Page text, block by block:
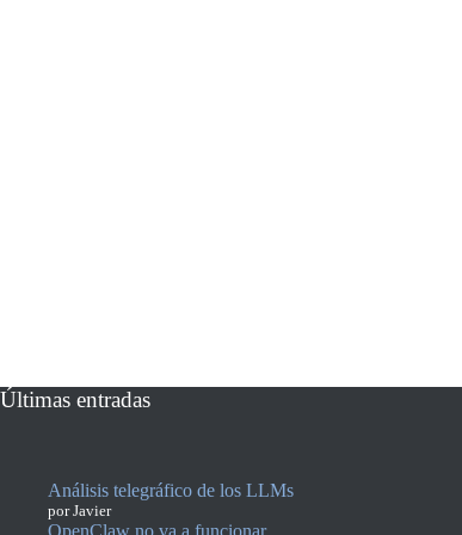
Últimas entradas
Análisis telegráfico de los LLMs
por Javier
OpenClaw no va a funcionar